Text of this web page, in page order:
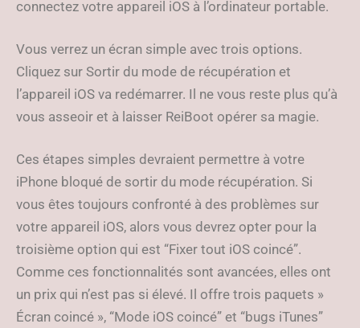
connectez votre appareil iOS à l’ordinateur portable.
Vous verrez un écran simple avec trois options.
Cliquez sur Sortir du mode de récupération et
l’appareil iOS va redémarrer. Il ne vous reste plus qu’à
vous asseoir et à laisser ReiBoot opérer sa magie.
Ces étapes simples devraient permettre à votre
iPhone bloqué de sortir du mode récupération. Si
vous êtes toujours confronté à des problèmes sur
votre appareil iOS, alors vous devrez opter pour la
troisième option qui est “Fixer tout iOS coincé”.
Comme ces fonctionnalités sont avancées, elles ont
un prix qui n’est pas si élevé. Il offre trois paquets »
Écran coincé », “Mode iOS coincé” et “bugs iTunes”